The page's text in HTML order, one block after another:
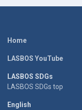
Home
LASBOS YouTube
LASBOS SDGs
LASBOS SDGs top
English